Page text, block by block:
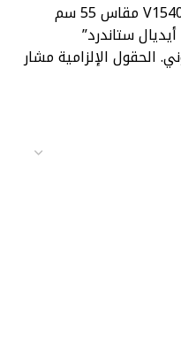
كن أول من يقيم “حوض سبيس V1540 مقاس 55 سم
ستاندرد”
الحقول الإلزامية مشار